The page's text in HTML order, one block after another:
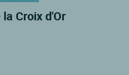
Croix d'Or